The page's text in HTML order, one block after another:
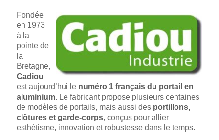
Fondée
en 1973
à la
pointe de
la
Bretagne,
Cadiou
est aujourd’hui le numéro 1 français du portail en
aluminium. Le fabricant propose plusieurs centaines
de modèles de portails, mais aussi des portillons,
clôtures et garde-corps, conçus pour allier
esthétisme, innovation et robustesse dans le temps.